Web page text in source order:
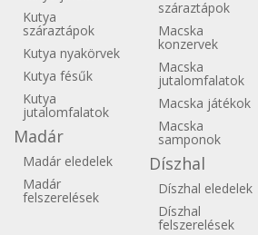
Kutya
száraztápok
Kutya nyakörvek
Kutya fésűk
Kutya
jutalomfalatok
Madár
Madár eledelek
Madár
felszerelések
száraztápok
Macska
konzervek
Macska
jutalomfalatok
Macska játékok
Macska
samponok
Díszhal
Díszhal eledelek
Díszhal
felszerelések